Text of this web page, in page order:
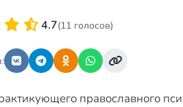
4.7(11 голосов)
православного